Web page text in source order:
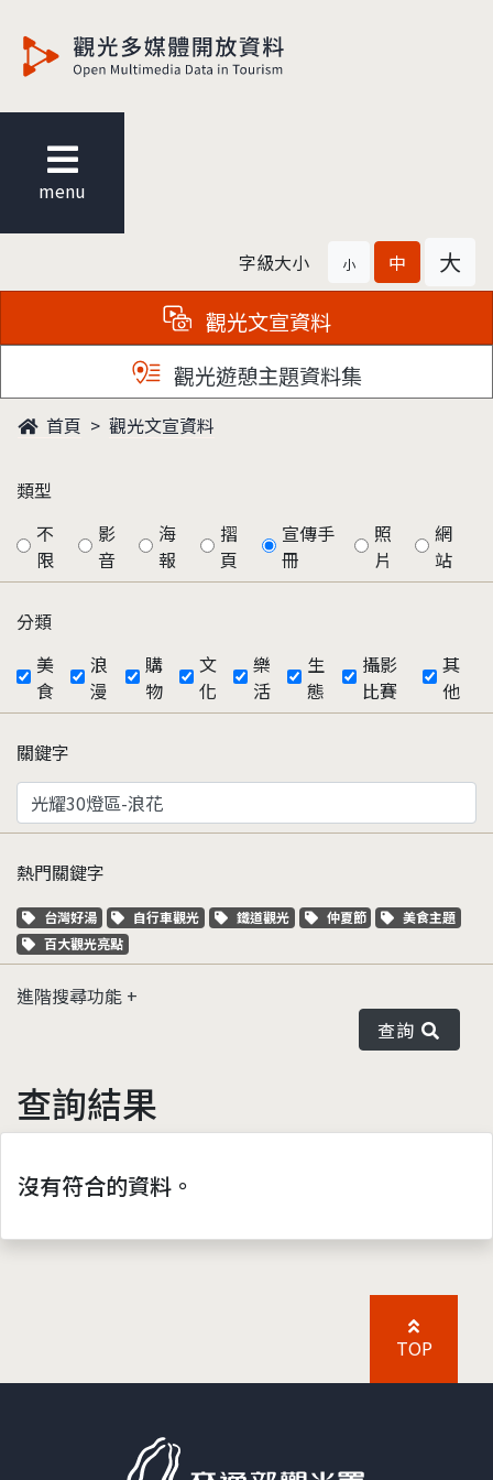
menu
字級大小 小 中 大
觀光文宣資料
觀光遊憩主題資料集
首頁 觀光文宣資料
類型
不
限
影
音
海
報
摺
頁
宣傳手
冊
照
片
網
站
分類
美
食
浪
漫
購
物
文
化
樂
活
生
態
攝影
比賽
其
他
關鍵字
熱門關鍵字
關鍵字標籤
台灣好湯 關鍵字標籤
自行車觀光 關鍵字標籤
鐵道觀光 關鍵字標籤
仲夏節 關鍵字標籤
美食主題
關鍵字標籤
百大觀光亮點
進階搜尋功能
查詢
查詢結果
沒有符合的資料。
TOP